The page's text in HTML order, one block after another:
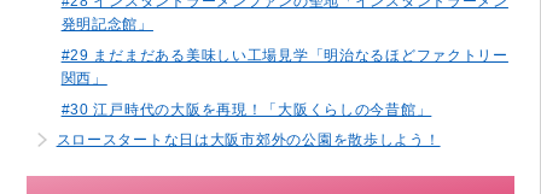
発明記念館」
#29 まだまだある美味しい工場見学「明治なるほどファクトリー
関西」
#30 江戸時代の大阪を再現！「大阪くらしの今昔館」
スロースタートな日は大阪市郊外の公園を散歩しよう！